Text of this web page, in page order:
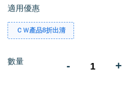
適用優惠
ＣＷ產品8折出清
數量 - +